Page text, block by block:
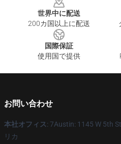
世界中に配送
200カ国以上に配送
国際保証
使用国で提供
お問い合わせ
本社オフィス: 7Austin: 1145 W 5th
リカ